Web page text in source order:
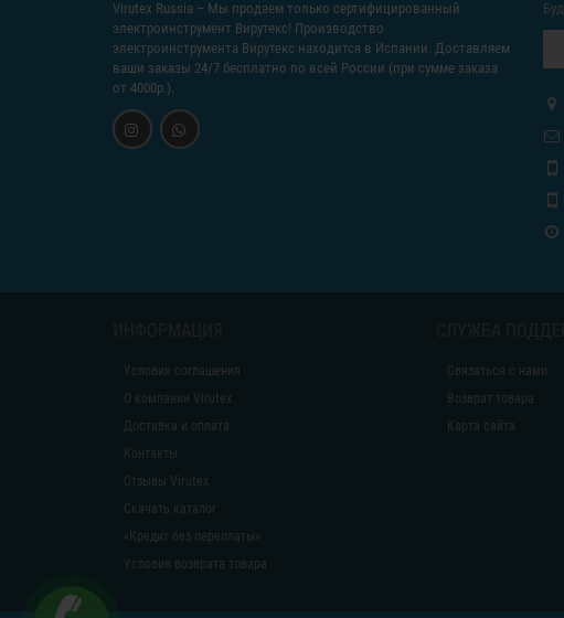
Virutex Russia – Мы продаем только сертифицированный
электроинструмент Вирутекс! Производство
электроинструмента Вирутекс находится в Испании. Доставляем
ваши заказы 24/7 бесплатно по всей России (при сумме заказа
от 4000р.).
Условия соглашения
О компании Virutex
Доставка и оплата
Контакты
Отзывы Virutex
Скачать каталог
«Кредит без переплаты»
Условия возврата товара
Связаться с нами
Возврат товара
Карта сайта